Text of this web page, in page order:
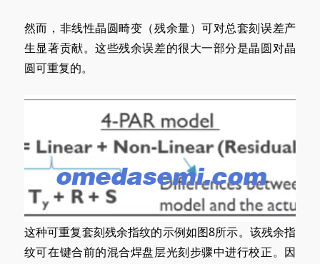
然而，非线性晶圆畸变（残余量）可对总套刻误差产
生显著贡献。这些残余误差的很大一部分是晶圆对晶
圆可重复的。
这种可重复套刻残余指纹的示例如图8所示。该残余指
纹可在键合前的混合焊盘层光刻步骤中进行校正。因